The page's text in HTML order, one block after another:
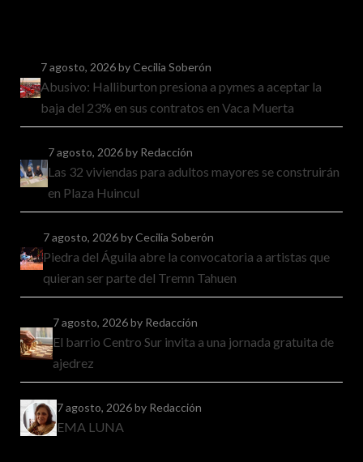
7 agosto, 2026by Cecilia Soberón
Abusivo: Halliburton presiona a pymes a aceptar la
baja del 23% en sus contratos en Vaca Muerta
7 agosto, 2026by Redacción
Las 32 viviendas para adultos mayores se construirán
en Plaza Huincul
7 agosto, 2026by Cecilia Soberón
Piedra del Águila abre la convocatoria a artistas que
quieran ser parte del Tremn Tahuen
7 agosto, 2026by Redacción
El barrio Centro Sur invita a una jornada gratuita de
ajedrez
7 agosto, 2026by Redacción
EMA LUNA